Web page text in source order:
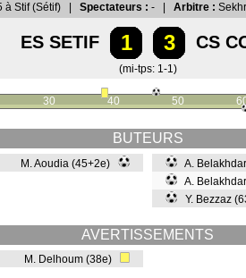
à Stif (Sétif) | Spectateurs : - | Arbitre :
ES SETIF 1 3 CS
(mi-tps: 1-1)
30 40 50
BUTEURS
M. Aoudia (45+2e)
A.
A.
Y. Bezzaz
AVERTISSEMENTS
M. Delhoum (38e)